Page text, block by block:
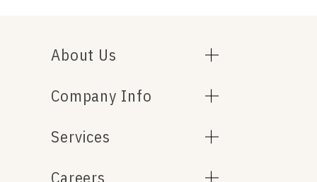
About Us
Company Info
Services
Careers